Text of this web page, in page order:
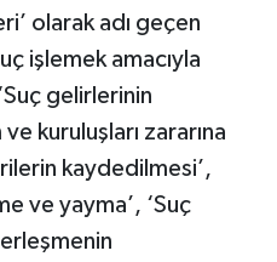
olarak adı geçen
işlemek amacıyla
gelirlerinin
ve kuruluşları zararına
kaydedilmesi’,
ve yayma’, ‘Suç